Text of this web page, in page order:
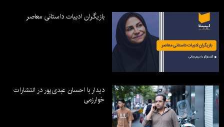
بازیگران ادبیات داستانی معاصر
دیدار با احسان عبدی‌پور در انتشارات
خوارزمی